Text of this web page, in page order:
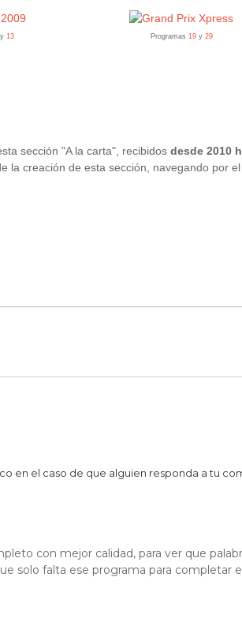
13 Programas 19y 29
sección "A la carta", recibidos desde 2010
creación de esta sección, navegando por
en el caso de que alguien responda a tu
con mejor calidad, para ver que
solo falta ese programa para completar